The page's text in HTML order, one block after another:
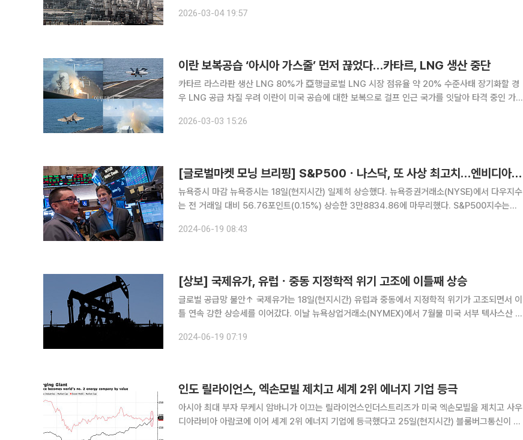
2026-03-04 19:57
이란 보복공습 ‘아시아 가스줄’ 먼저 끊었다…카타르, LNG 생산 중단
카타르 라스라판 생산 LNG 80%가 亞행글로벌 LNG 시장 점유율 약 20% 수준사태 장기화할 경
우 LNG 공급 차질 우려 이란이 미국 공습에 대한 보복으로 걸프 인근 국가를 잇달아 타격 중인 가운
80%를 중국과 일본·한국 등 아시아로 수출하는 카타르
2026-03-03 15:26
[글로벌마켓 모닝 브리핑] S&P500ㆍ나스닥, 또 사상 최고치…엔비디아 시총 1위
뉴욕증시 마감 뉴욕증시는 18일(현지시간) 일제히 상승했다. 뉴욕증권거래소(NYSE)에서 다우지수
는 전 거래일 대비 56.76포인트(0.15%) 상승한 3만8834.86에 마무리했다. S&P500지수는
르면서 올해 들어 31번째 최고가 기록을
2024-06-19 08:43
[상보] 국제유가, 유럽ㆍ중동 지정학적 위기 고조에 이틀째 상승
글로벌 공급망 불안↑ 국제유가는 18일(현지시간) 유럽과 중동에서 지정학적 위기가 고조되면서 이
틀 연속 강한 상승세를 이어갔다. 이날 뉴욕상업거래소(NYMEX)에서 7월물 미국 서부 텍사스산 원
에서 8월물 브렌트유는 1.08달러(1.28%)
2024-06-19 07:19
인도 릴라이언스, 엑손모빌 제치고 세계 2위 에너지 기업 등극
아시아 최대 부자 무케시 암바니가 이끄는 릴라이언스인더스트리즈가 미국 엑손모빌을 제치고 사우
디아라비아 아람코에 이어 세계 2위 에너지 기업에 등극했다고 25일(현지시간) 블룸버그통신이 보